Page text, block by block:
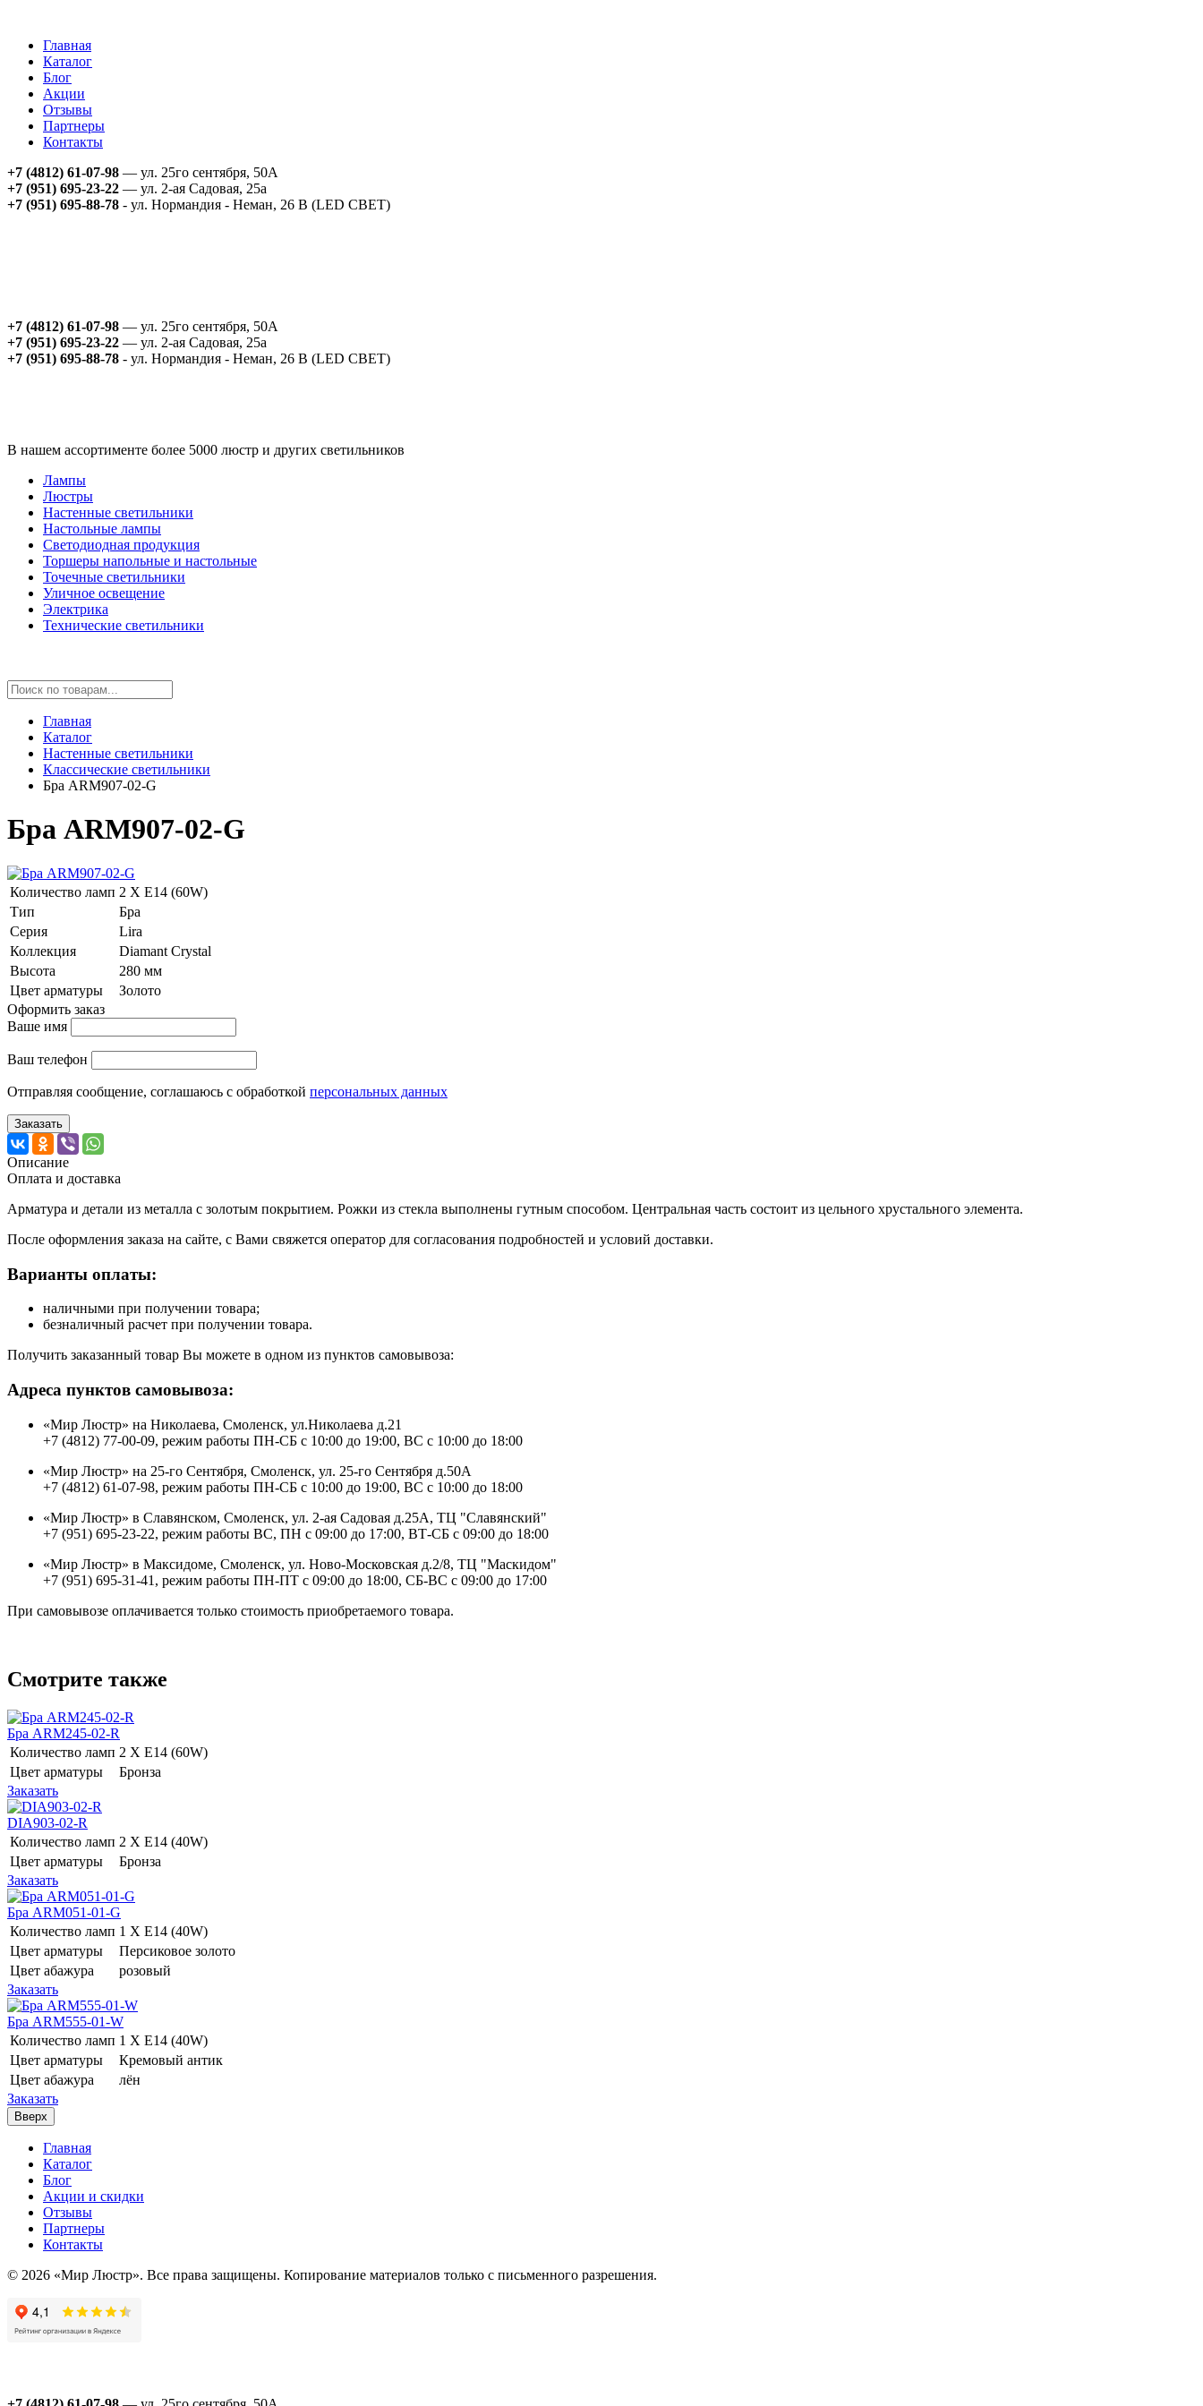
Главная
Каталог
Блог
Акции
Отзывы
Партнеры
Контакты
+7 (4812) 61-07-98 — ул. 25го сентября, 50А
+7 (951) 695-23-22 — ул. 2-ая Садовая, 25а
+7 (951) 695-88-78 - ул. Нормандия - Неман, 26 В (LED СВЕТ)
+7 (4812) 61-07-98 — ул. 25го сентября, 50А
+7 (951) 695-23-22 — ул. 2-ая Садовая, 25а
+7 (951) 695-88-78 - ул. Нормандия - Неман, 26 В (LED СВЕТ)
В нашем ассортименте более 5000 люстр и других светильников
Лампы
Люстры
Настенные светильники
Настольные лампы
Светодиодная продукция
Торшеры напольные и настольные
Точечные светильники
Уличное освещение
Электрика
Технические светильники
Главная
Каталог
Настенные светильники
Классические светильники
Бра ARM907-02-G
Бра ARM907-02-G
Количество ламп 2 Х E14 (60W)
Тип
Бра
Серия
Lira
Коллекция
Diamant Crystal
Высота
280 мм
Цвет арматуры
Золото
Оформить заказ
Ваше имя
Ваш телефон
Отправляя сообщение, соглашаюсь с обработкой персональных данных
Заказать
Описание
Оплата и доставка
Арматура и детали из металла с золотым покрытием. Рожки из стекла выполнены гутным способом. Центральная часть состоит из цельного хрустального элемента.
После оформления заказа на сайте, с Вами свяжется оператор для согласования подробностей и условий доставки.
Варианты оплаты:
наличными при получении товара;
безналичный расчет при получении товара.
Получить заказанный товар Вы можете в одном из пунктов самовывоза:
Адреса пунктов самовывоза:
«Мир Люстр» на Николаева, Смоленск, ул.Николаева д.21
+7 (4812) 77-00-09, режим работы ПН-СБ с 10:00 до 19:00, ВС с 10:00 до 18:00
«Мир Люстр» на 25-го Сентября, Смоленск, ул. 25-го Сентября д.50А
+7 (4812) 61-07-98, режим работы ПН-СБ с 10:00 до 19:00, ВС с 10:00 до 18:00
«Мир Люстр» в Славянском, Смоленск, ул. 2-ая Садовая д.25А, ТЦ "Славянский"
+7 (951) 695-23-22, режим работы ВС, ПН с 09:00 до 17:00, ВТ-СБ с 09:00 до 18:00
«Мир Люстр» в Максидоме, Смоленск, ул. Ново-Московская д.2/8, ТЦ "Маскидом"
+7 (951) 695-31-41, режим работы ПН-ПТ с 09:00 до 18:00, СБ-ВС с 09:00 до 17:00
При самовывозе оплачивается только стоимость приобретаемого товара.
Смотрите также
Бра ARM245-02-R
Количество ламп 2 Х E14 (60W)
Цвет арматуры
Бронза
Заказать
DIA903-02-R
Количество ламп 2 Х E14 (40W)
Цвет арматуры
Бронза
Заказать
Бра ARM051-01-G
Количество ламп 1 Х E14 (40W)
Цвет арматуры
Персиковое золото
Цвет абажура
розовый
Заказать
Бра ARM555-01-W
Количество ламп 1 Х E14 (40W)
Цвет арматуры
Кремовый антик
Цвет абажура
лён
Заказать
Вверх
Главная
Каталог
Блог
Акции и скидки
Отзывы
Партнеры
Контакты
© 2026 «Мир Люстр». Все права защищены. Копирование материалов только с письменного разрешения.